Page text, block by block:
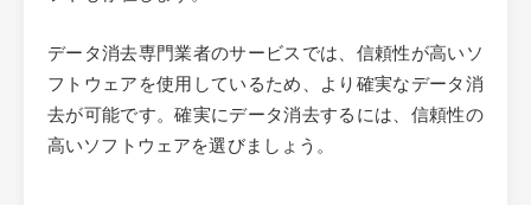
データ消去専門業者のサービスでは、信頼性が高いソ
フトウェアを使用しているため、より確実なデータ消
去が可能です。確実にデータ消去するには、信頼性の
高いソフトウェアを選びましょう。